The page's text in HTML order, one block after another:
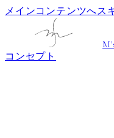
メインコンテンツへス
コンセプト